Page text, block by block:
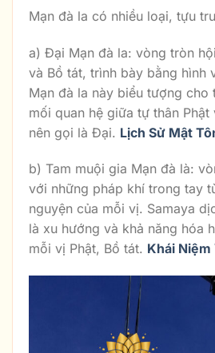
Mạn đà la có nhiều loại, tựu
a) Đại Mạn đà la: vòng tròn
và Bồ tát, trình bày bằng hình
Mạn đà la này biểu tượng cho
mối quan hệ giữa tự thân
nên gọi là Đại. Lịch Sử Mật
b) Tam muội gia Mạn đà là:
với những pháp khí trong tay
nguyện của mỗi vị. Samaya
là xu hướng và khả năng hóa
mỗi vị Phật, Bồ tát. Khái